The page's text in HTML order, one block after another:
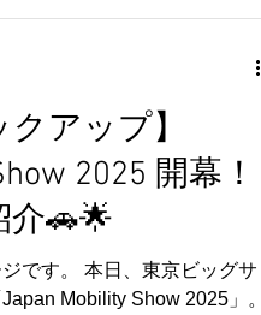
アップ】
2025 開幕！
介🚗🌟
です。 本日、東京ビッグサ
Mobility Show 2025」。